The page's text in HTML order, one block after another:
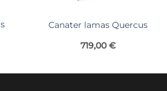
Canater lamas Quercus
719,00€